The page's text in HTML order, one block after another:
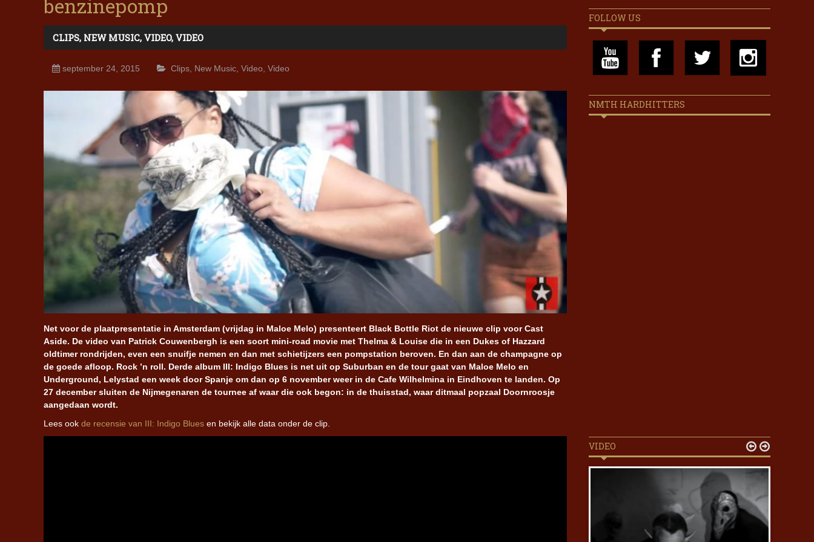
benzinepomp
CLIPS, NEW MUSIC, VIDEO, VIDEO
september 24, 2015 Clips New Music Video Video
Net voor de plaatpresentatie in Amsterdam (vrijdag in Maloe Melo) presenteert Black Bottle Riot de nieuwe clip voor Cast
Aside. De video van Patrick Couwenbergh is een soort mini-road movie met Thelma & Louise die in een Dukes of Hazzard
oldtimer rondrijden, even een snuifje nemen en dan met schietijzers een pompstation beroven. En dan aan de champagne op
de goede afloop. Rock ’n roll. Derde album III: Indigo Blues is net uit op Suburban en de tour gaat van Maloe Melo en
Underground, Lelystad een week door Spanje om dan op 6 november weer in de Cafe Wilhelmina in Eindhoven te landen. Op
27 december sluiten de Nijmegenaren de tournee af waar die ook begon: in de thuisstad, waar ditmaal popzaal Doornroosje
aangedaan wordt.
Lees ook de recensie van III: Indigo Blues en bekijk alle data onder de clip.
FOLLOW US
NMTH HARDHITTERS
VIDEO  